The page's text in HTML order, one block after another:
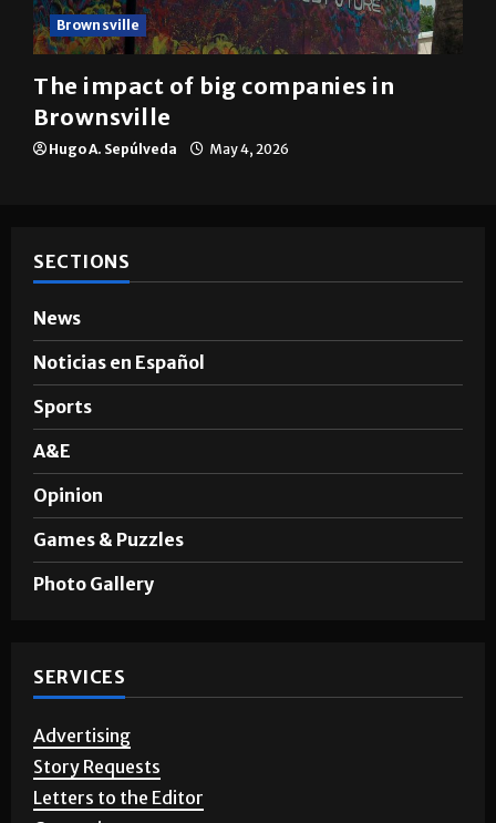
Brownsville
The impact of big companies in
Brownsville
Hugo A. Sepúlveda May 4, 2026
SECTIONS
News
Noticias en Español
Sports
A&E
Opinion
Games & Puzzles
Photo Gallery
SERVICES
Advertising
Story Requests
Letters to the Editor